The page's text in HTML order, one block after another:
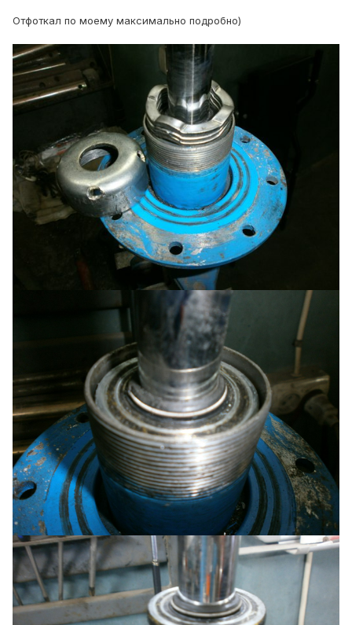
Отфоткал по моему максимально подробно)